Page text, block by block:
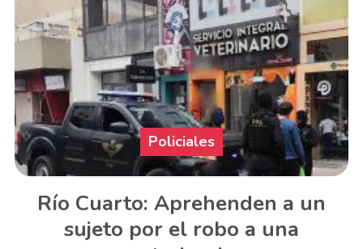
Río Cuarto: Aprehenden a un
sujeto por el robo a una
Policiales